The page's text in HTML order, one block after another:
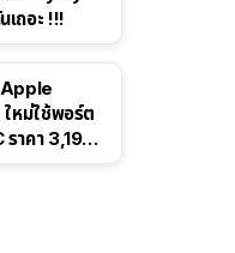
เถอะ !!!
Apple
หม่ใช้พอร์ต
ราคา 3,190